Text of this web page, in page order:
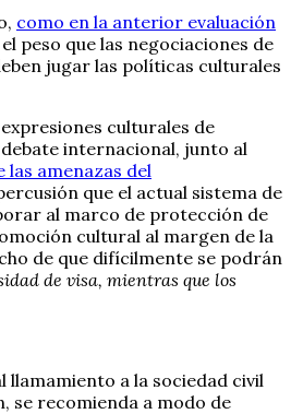
como en la anterior evaluación
peso que las negociaciones de
jugar las políticas culturales
culturales de
internacional, junto al
las amenazas del
que el actual sistema de
al marco de protección de
cultural al margen de la
de que difícilmente se podrán
de visa, mientras que los
a la sociedad civil
se recomienda a modo de